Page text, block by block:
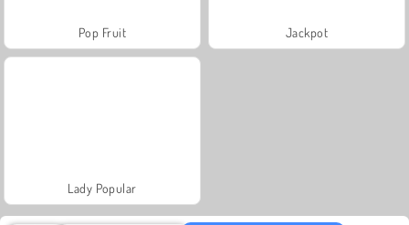
Pop Fruit Jackpot
Lady Popular